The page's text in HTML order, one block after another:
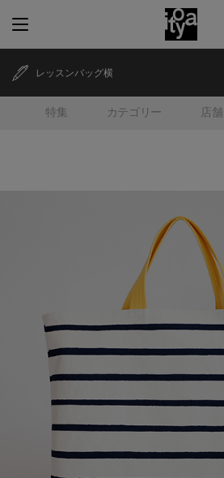
特集 カテゴリー 店舗
レッスンバッグ横